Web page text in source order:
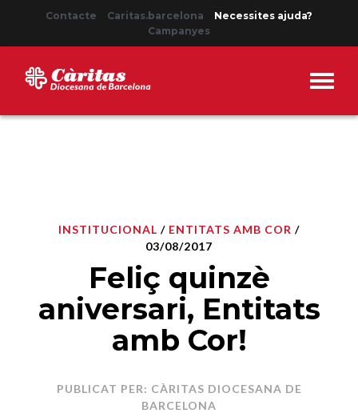
Contacte Caritas.barcelona
Necessites ajuda?
Campanyes
INSTITUCIONAL / ENTITATS AMB COR /
03/08/2017
Feliç quinzè
aniversari, Entitats
amb Cor!
PUBLICAT PER: CÀRITAS DIOCESANA DE
BARCELONA